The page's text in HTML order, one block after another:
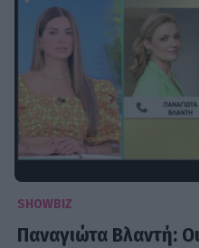
SHOWBIZ
Παναγιώτα Βλαντή: